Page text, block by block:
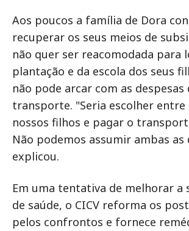
Aos poucos a família de Dora
recuperar os seus meios de
não quer ser reacomodada para
plantação e da escola dos seus
não pode arcar com as despesas
transporte. "Seria escolher
nossos filhos e pagar o
Não podemos assumir ambas as
explicou.
Em uma tentativa de melhorar a
de saúde, o CICV reforma os
pelos confrontos e fornece